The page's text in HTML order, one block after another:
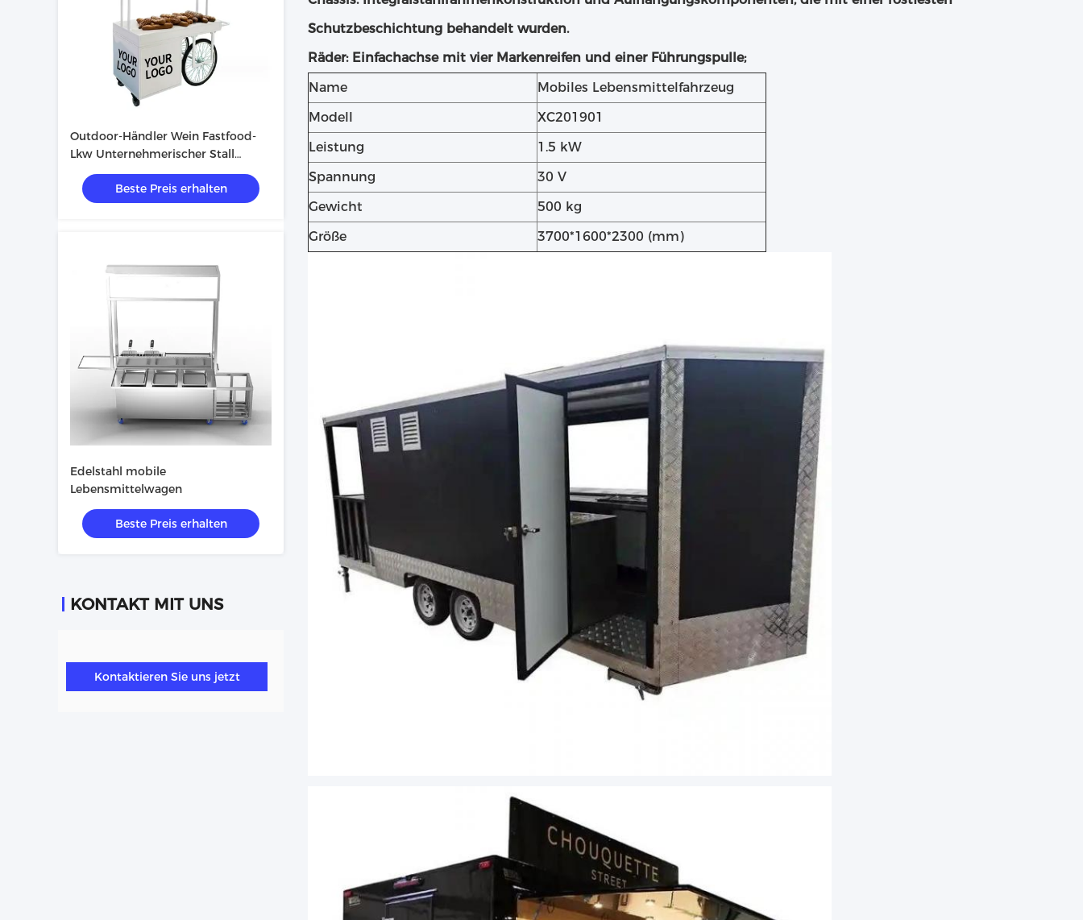
Outdoor-Händler Wein Fastfood-
Lkw Unternehmerischer Stall
Lebensmittelkorb
Beste Preis erhalten
Edelstahl mobile
Lebensmittelwagen
Beste Preis erhalten
KONTAKT MIT UNS
Kontaktieren Sie uns jetzt
Schutzbeschichtung behandelt wurden.
Räder: Einfachachse mit vier Markenreifen und einer Führungspulle;
Name
Mobiles Lebensmittelfahrzeug
Modell
XC201901
Leistung
1.5 kW
Spannung
30 V
Gewicht
500 kg
Größe
3700*1600*2300 (mm)